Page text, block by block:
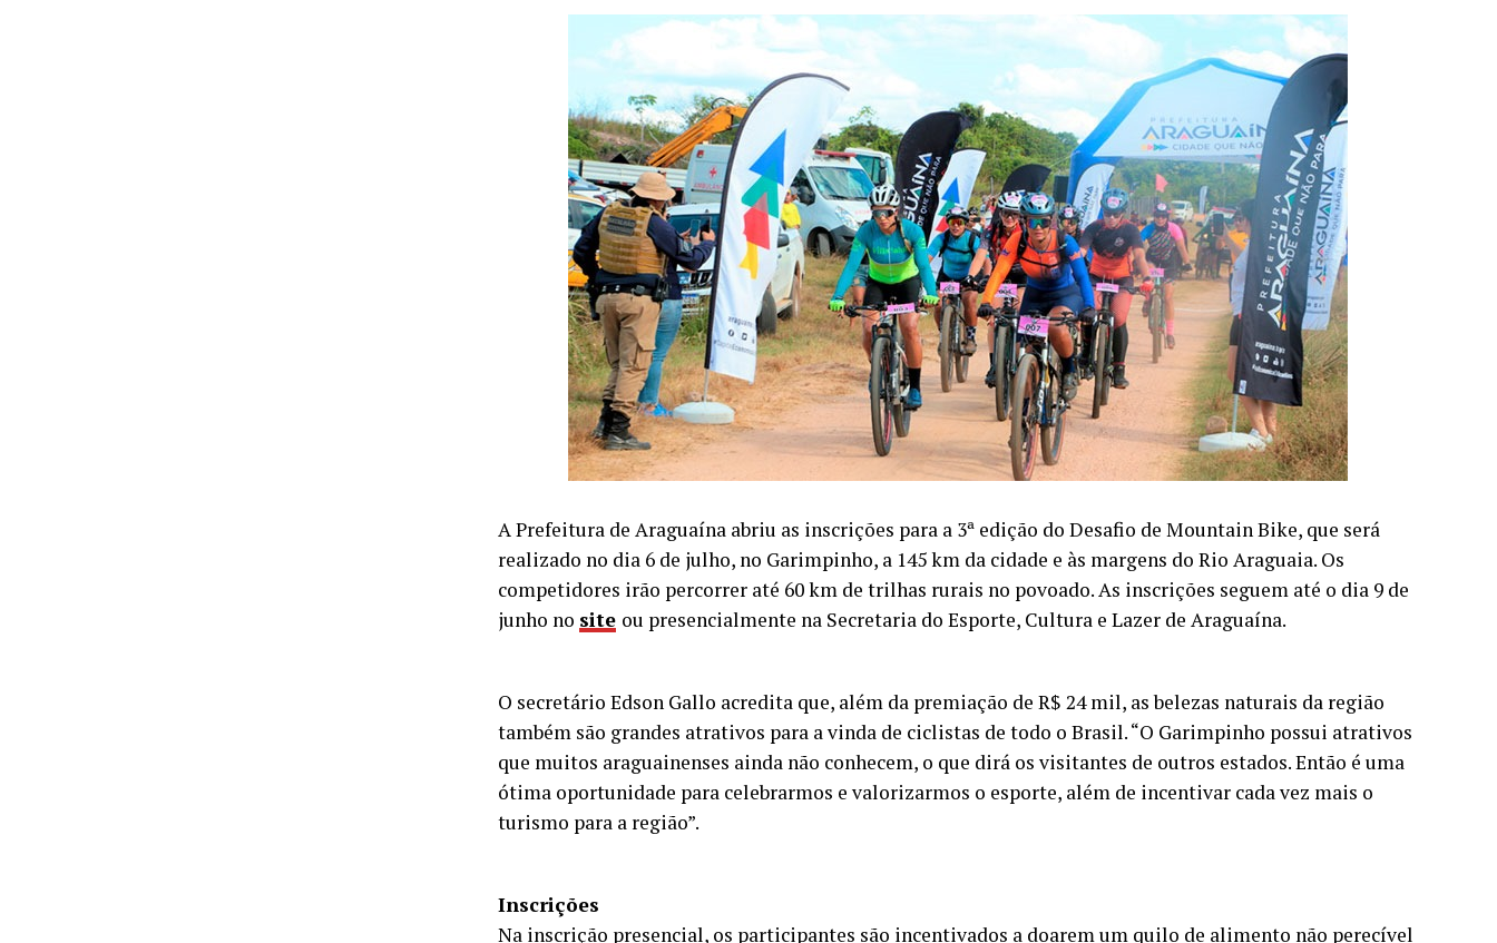
A Prefeitura de Araguaína abriu as inscrições para a 3ª edição do Desafio de Mountain Bike, que será
realizado no dia 6 de julho, no Garimpinho, a 145 km da cidade e às margens do Rio Araguaia. Os
competidores irão percorrer até 60 km de trilhas rurais no povoado. As inscrições seguem até o dia 9 de
junho no site ou presencialmente na Secretaria do Esporte, Cultura e Lazer de Araguaína.
O secretário Edson Gallo acredita que, além da premiação de R$ 24 mil, as belezas naturais da região
também são grandes atrativos para a vinda de ciclistas de todo o Brasil. “O Garimpinho possui atrativos
que muitos araguainenses ainda não conhecem, o que dirá os visitantes de outros estados. Então é uma
ótima oportunidade para celebrarmos e valorizarmos o esporte, além de incentivar cada vez mais o
turismo para a região”.
Inscrições
Na inscrição presencial, os participantes são incentivados a doarem um quilo de alimento não perecível